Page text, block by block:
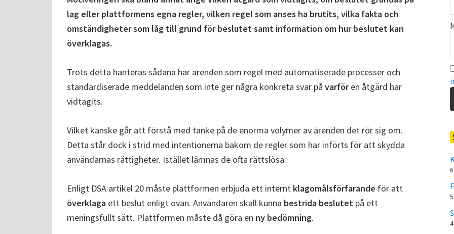
lag eller plattformens egna regler, vilken regel som anses ha brutits, vilka fakta och
omständigheter som låg till grund för beslutet samt information om hur beslutet kan
överklagas.
Trots detta hanteras sådana här ärenden som regel med automatiserade processer och
standardiserade meddelanden som inte ger några konkreta svar på varfören åtgärd har
vidtagits.
Vilket kanske går att förstå med tanke på de enorma volymer av ärenden det rör sig om.
Detta står dock i strid med intentionerna bakom de regler som har införts för att skydda
användarnas rättigheter. Istället lämnas de ofta rättslösa.
Enligt DSA artikel 20 måste plattformen erbjuda ett internt klagomålsförfarande för att
överklaga ett beslut enligt ovan. Användaren skall kunna bestrida beslutet på ett
meningsfullt sätt. Plattformen måste då göra en ny bedömning.